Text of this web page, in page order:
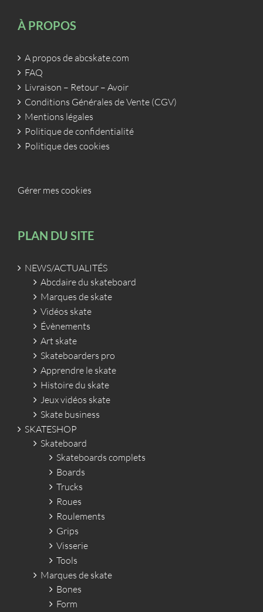
À PROPOS
A propos de abcskate.com
FAQ
Livraison – Retour – Avoir
Conditions Générales de Vente (CGV)
Mentions légales
Politique de confidentialité
Politique des cookies
Gérer mes cookies
PLAN DU SITE
NEWS/ACTUALITÉS
Abcdaire du skateboard
Marques de skate
Vidéos skate
Évènements
Art skate
Skateboarders pro
Apprendre le skate
Histoire du skate
Jeux vidéos skate
Skate business
SKATESHOP
Skateboard
Skateboards complets
Boards
Trucks
Roues
Roulements
Grips
Visserie
Tools
Marques de skate
Bones
Form